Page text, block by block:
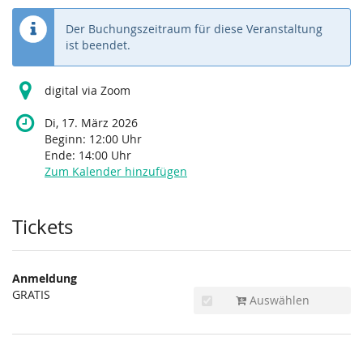
Der Buchungszeitraum für diese Veranstaltung
ist beendet.
digital via Zoom
Di, 17. März 2026
Beginn: 12:00 Uhr
Ende: 14:00 Uhr
Zum Kalender hinzufügen
Produkte
Tickets
Anmeldung
GRATIS
Auswählen